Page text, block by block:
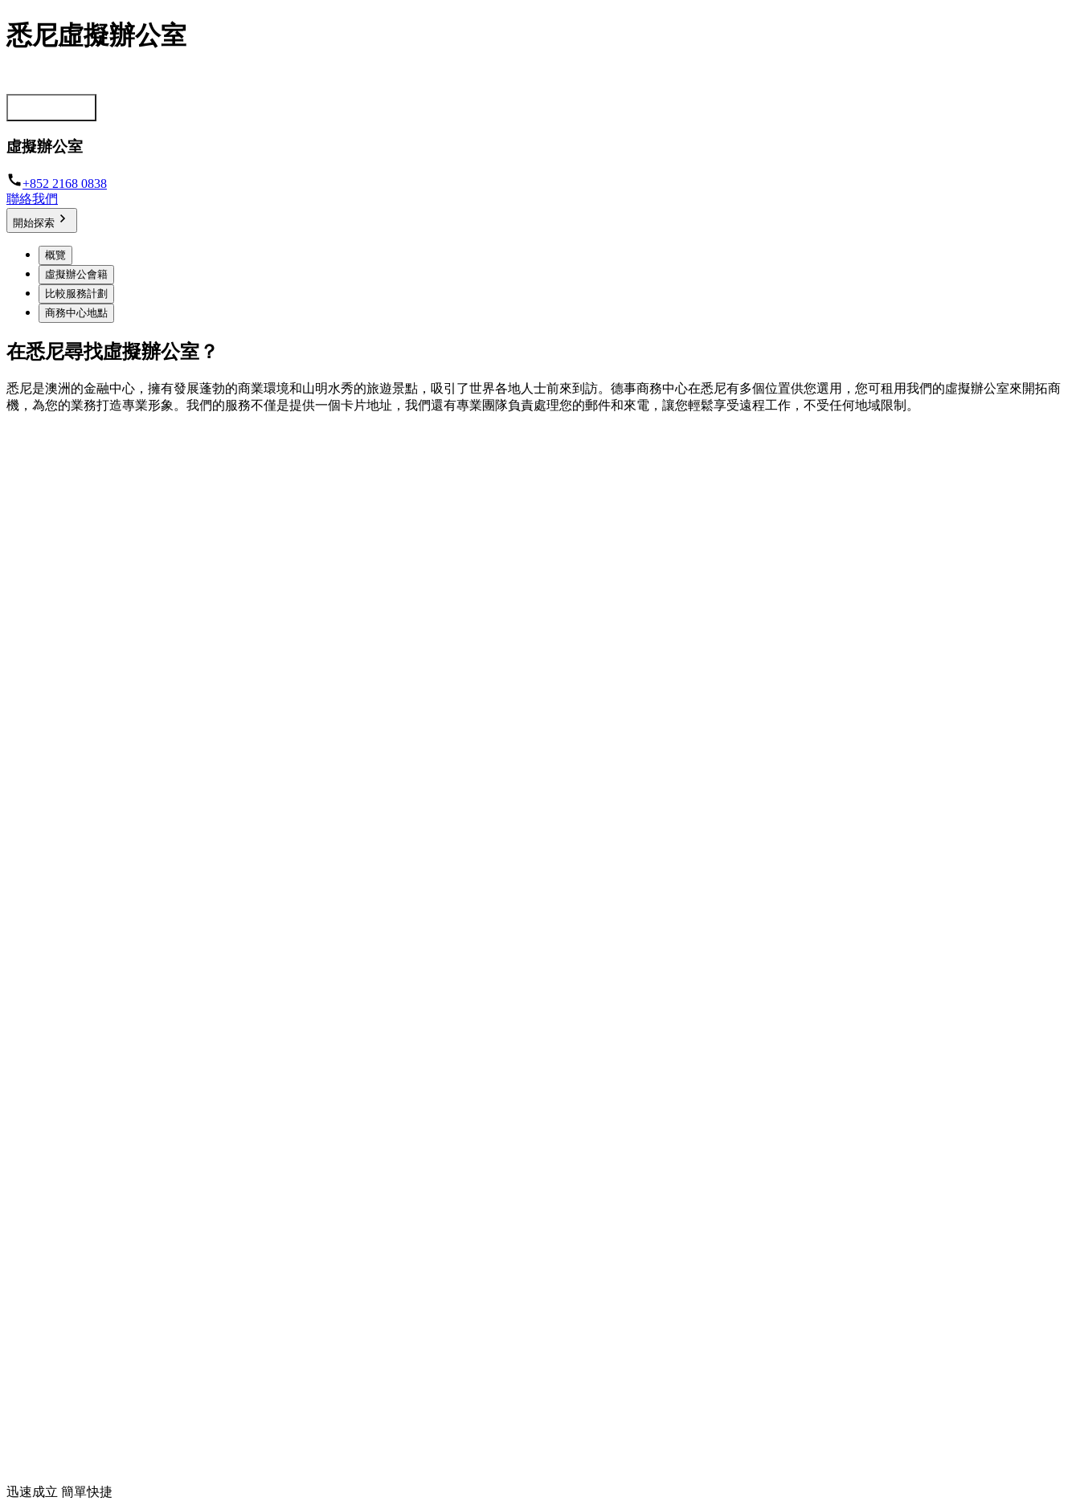
悉尼虛擬辦公室
虛擬辦公室
+852 2168 0838
聯絡我們
開始探索
概覽
虛擬辦公會籍
比較服務計劃
商務中心地點
在悉尼尋找虛擬辦公室？
悉尼是澳洲的金融中心，擁有發展蓬勃的商業環境和山明水秀的旅遊景點，吸引了世界各地人士前來到訪。德事商務中心在悉尼有多個位置供您選用，您可租用我們的虛擬辦公室來開拓商
機，為您的業務打造專業形象。我們的服務不僅是提供一個卡片地址，我們還有專業團隊負責處理您的郵件和來電，讓您輕鬆享受遠程工作，不受任何地域限制。
迅速成立 簡單快捷